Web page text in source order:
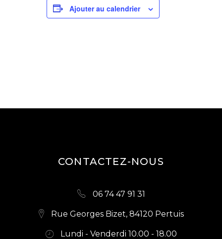
Ajouter au calendrier
CONTACTEZ-NOUS
06 74 47 91 31
Rue Georges Bizet, 84120 Pertuis
Lundi - Venderdi 10.00 - 18.00